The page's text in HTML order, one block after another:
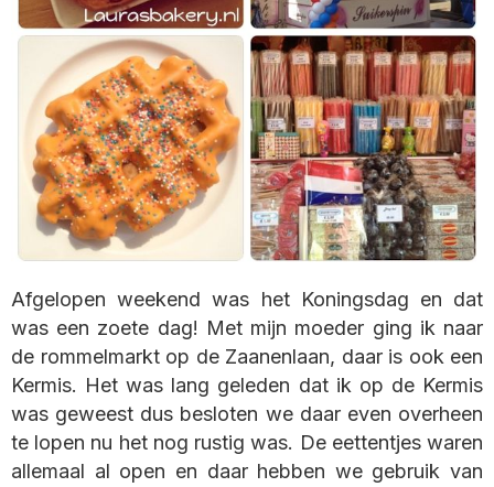
Afgelopen weekend was het Koningsdag en dat
was een zoete dag! Met mijn moeder ging ik naar
de rommelmarkt op de Zaanenlaan, daar is ook een
Kermis. Het was lang geleden dat ik op de Kermis
was geweest dus besloten we daar even overheen
te lopen nu het nog rustig was. De eettentjes waren
allemaal al open en daar hebben we gebruik van